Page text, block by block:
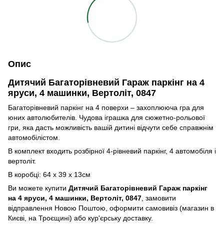
Опис
Дитячий Багаторівневий Гараж паркінг на 4
яруси, 4 машинки, Вертоліт, 0847
Багаторівневий паркінг на 4 поверхи – захоплююча гра для
юних автолюбителів. Чудова іграшка для сюжетно-рольової
гри, яка дасть можливість вашій дитині відчути себе справжнім
автомобілістом.
В комплект входить розбірної 4-рівневий паркінг, 4 автомобіля і
вертоліт.
В коробці: 64 х 39 х 13см
Ви можете купити Дитячий Багаторівневий Гараж паркінг
на 4 яруси, 4 машинки, Вертоліт, 0847 , замовити
відправлення Новою Поштою, оформити самовивіз (магазин в
Києві, на Троєщині) або кур'єрську доставку.